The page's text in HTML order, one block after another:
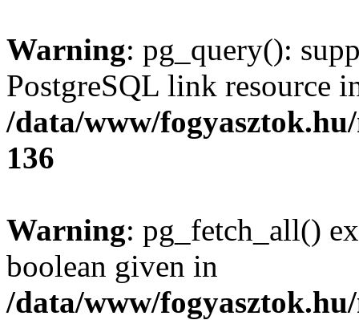
Warning: pg_query():
PostgreSQL link resource
/data/www/
136
Warning: pg_fetch_all()
boolean given in
/data/www/